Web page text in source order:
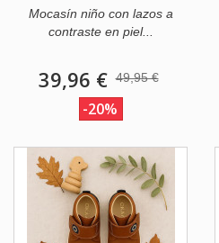
Mocasín niño con lazos a
contraste en piel...
39,96 € 49,95 €
-20%